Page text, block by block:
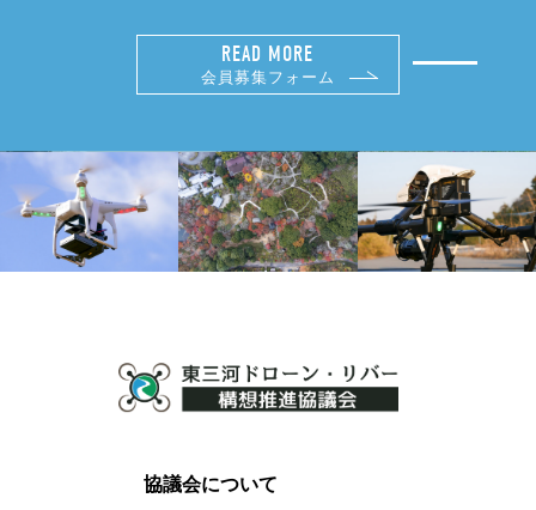
READ MORE
会員募集フォーム
協議会について